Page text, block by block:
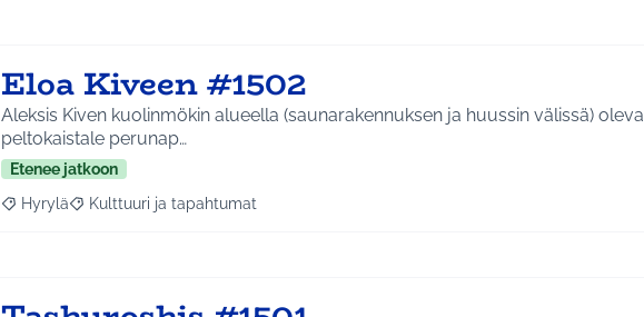
Eloa Kiveen #1502
Aleksis Kiven kuolinmökin alueella (saunarakennuksen ja huussin välissä) oleva
peltokaistale perunap…
Etenee jatkoon
Rajaa tulokset aihepiirin mukaan: Hyrylä
Hyrylä Rajaa tulokset teeman mukaan: Kulttuuri ja tapahtumat
Kulttuuri ja tapahtumat